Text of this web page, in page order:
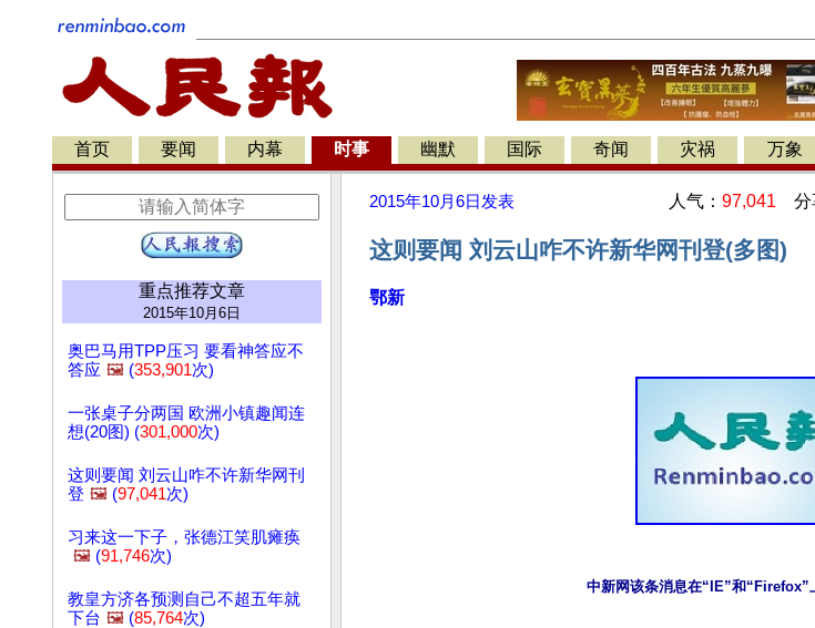
首页 要闻 内幕 时事 幽默 国际 奇闻 灾祸 万象
重点推荐文章
2015年10月6日
奥巴马用TPP压习 要看神答应不
答应 🖼️ (353,901次)
一张桌子分两国 欧洲小镇趣闻连
想(20图) (301,000次)
这则要闻 刘云山咋不许新华网刊
登 🖼️ (97,041次)
习来这一下子，张德江笑肌瘫痪
🖼️ (91,746次)
教皇方济各预测自己不超五年就
下台 🖼️ (85,764次)
2015年10月6日 发表 人气： 97,041 分
这则要闻 刘云山咋不许新华网刊登(多图)
鄂新
中新网该条消息在“IE”和“Firefox”